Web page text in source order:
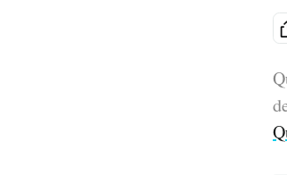
Altrecose
Mondiali